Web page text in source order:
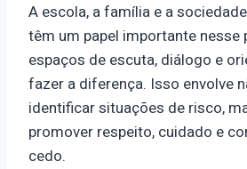
A escola, a família e a
têm um papel importante nesse
espaços de escuta, diálogo e
fazer a diferença. Isso envolve
identificar situações de risco,
promover respeito, cuidado e
cedo.